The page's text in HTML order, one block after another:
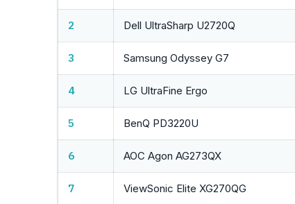
2 Dell UltraSharp U2720Q
3 Samsung Odyssey G7
4 LG UltraFine Ergo
5 BenQ PD3220U
6 AOC Agon AG273QX
7 ViewSonic Elite XG270QG